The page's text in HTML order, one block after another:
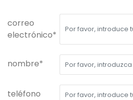
correo
electrónico*
nombre*
teléfono